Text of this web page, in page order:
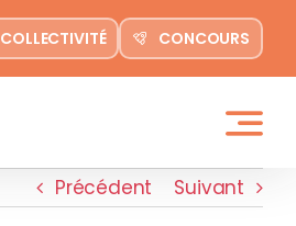
COLLECTIVITÉ CONCOURS
Précédent Suivant